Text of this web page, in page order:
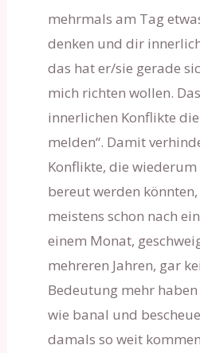
mehrmals am Tag
denken und dir
das hat er/sie gerade
mich richten wollen.
innerlichen Konflikte
melden“. Damit
Konflikte, die
bereut werden
meistens schon nach
einem Monat,
mehreren Jahren, gar
Bedeutung mehr
wie banal und
damals so weit